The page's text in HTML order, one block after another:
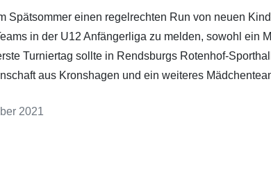
Spätsommer einen regelrechten Run von neuen
in der U12 Anfängerliga zu melden, sowohl ein
Turniertag sollte in Rendsburgs Rotenhof-
aus Kronshagen und ein weiteres
2021